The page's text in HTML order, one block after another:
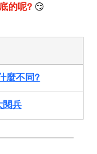
的呢? 😏
麼不同?
閱兵